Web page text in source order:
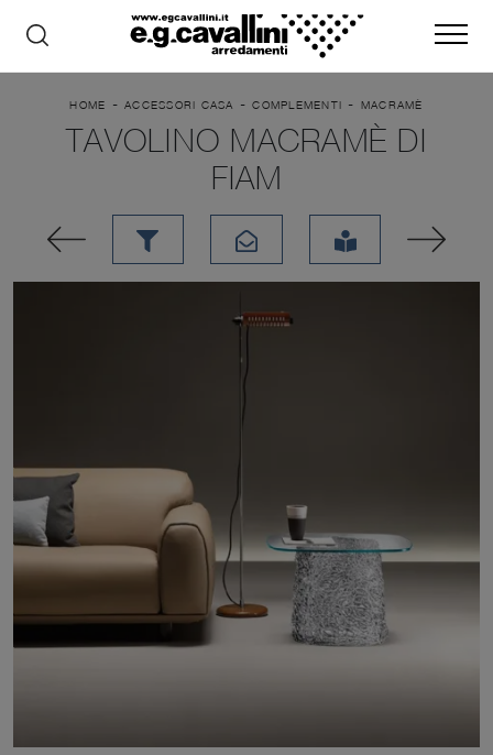
HOME -ACCESSORI CASA -COMPLEMENTI - MACRAMÈ
TAVOLINO MACRAMÈ DI
FIAM